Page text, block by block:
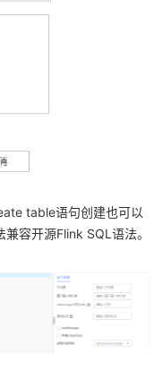
table语句创建也可以
兼容开源Flink SQL 语法。